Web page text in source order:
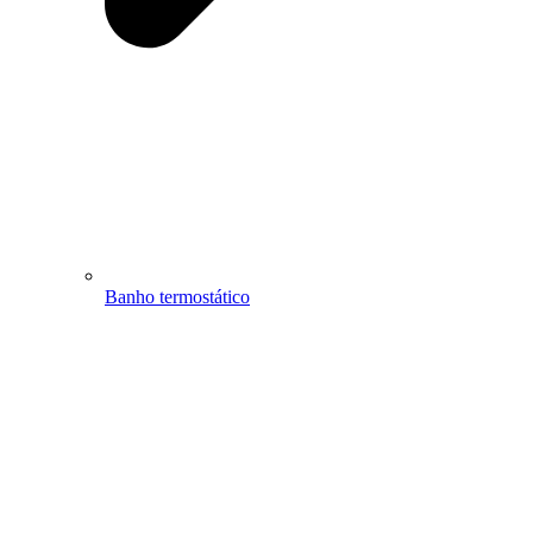
Banho termostático